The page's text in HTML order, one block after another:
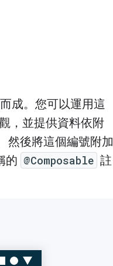
成。您可以運用這
，並提供資料依附
然後將這個編號附加
的 @Composable 註